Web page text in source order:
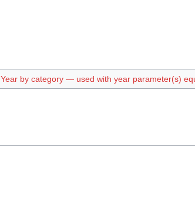
Year by category — used with year parameter(s)